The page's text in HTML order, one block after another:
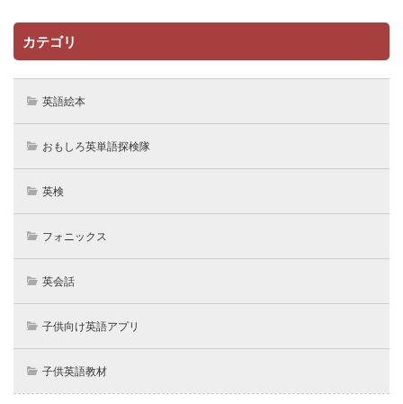
カテゴリ
英語絵本
おもしろ英単語探検隊
英検
フォニックス
英会話
子供向け英語アプリ
子供英語教材